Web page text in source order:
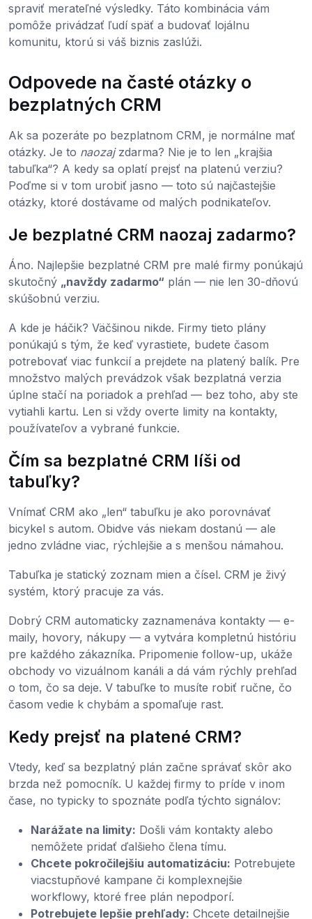
spraviť merateľné výsledky. Táto kombinácia vám
pomôže privádzať ľudí späť a budovať lojálnu
komunitu, ktorú si váš biznis zaslúži.
Odpovede na časté otázky o
bezplatných CRM
Ak sa pozeráte po bezplatnom CRM, je normálne mať
otázky. Je to naozajzdarma? Nie je to len „krajšia
tabuľka“? A kedy sa oplatí prejsť na platenú verziu?
Poďme si v tom urobiť jasno — toto sú najčastejšie
otázky, ktoré dostávame od malých podnikateľov.
Je bezplatné CRM naozaj zadarmo?
Áno. Najlepšie bezplatné CRM pre malé firmy ponúkajú
skutočný „navždy zadarmo“ plán — nie len 30-dňovú
skúšobnú verziu.
A kde je háčik? Väčšinou nikde. Firmy tieto plány
ponúkajú s tým, že keď vyrastiete, budete časom
potrebovať viac funkcií a prejdete na platený balík. Pre
množstvo malých prevádzok však bezplatná verzia
úplne stačí na poriadok a prehľad — bez toho, aby ste
vytiahli kartu. Len si vždy overte limity na kontakty,
používateľov a vybrané funkcie.
Čím sa bezplatné CRM líši od
tabuľky?
Vnímať CRM ako „len“ tabuľku je ako porovnávať
bicykel s autom. Obidve vás niekam dostanú — ale
jedno zvládne viac, rýchlejšie a s menšou námahou.
Tabuľka je statický zoznam mien a čísel. CRM je živý
systém, ktorý pracuje za vás.
Dobrý CRM automaticky zaznamenáva kontakty — e-
maily, hovory, nákupy — a vytvára kompletnú históriu
pre každého zákazníka. Pripomenie follow-up, ukáže
obchody vo vizuálnom kanáli a dá vám rýchly prehľad
o tom, čo sa deje. V tabuľke to musíte robiť ručne, čo
časom vedie k chybám a spomaľuje rast.
Kedy prejsť na platené CRM?
Vtedy, keď sa bezplatný plán začne správať skôr ako
brzda než pomocník. U každej firmy to príde v inom
čase, no typicky to spoznáte podľa týchto signálov:
Narážate na limity: Došli vám kontakty alebo
nemôžete pridať ďalšieho člena tímu.
Chcete pokročilejšiu automatizáciu: Potrebujete
viacstupňové kampane či komplexnejšie
workflowy, ktoré free plán nepodporí.
Potrebujete lepšie prehľady: Chcete detailnejšie